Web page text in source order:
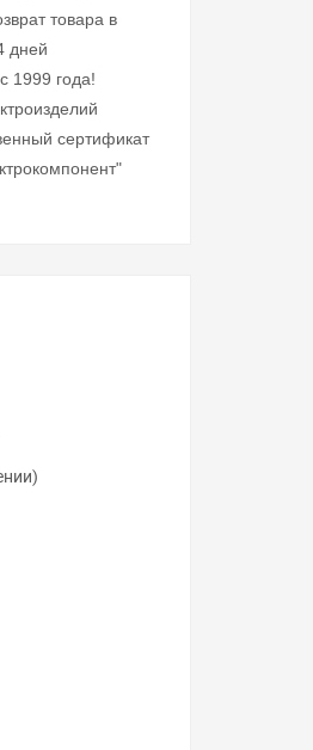
товара в
дней
1999 года!
сертификат
в корпус.